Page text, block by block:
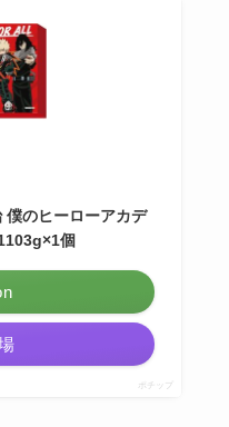
僕のヒーローアカデ
個
ポチップ